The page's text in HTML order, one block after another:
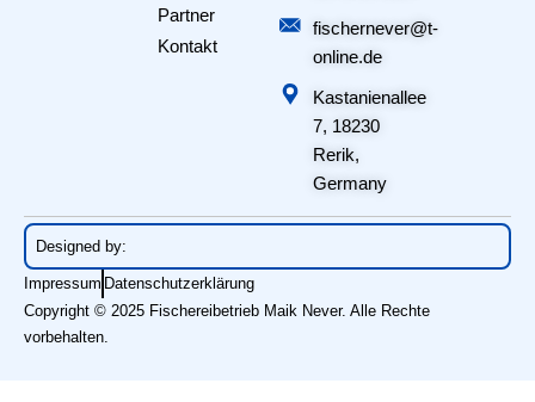
Partner
Kontakt
fischernever@t-
online.de
Kastanienallee
7, 18230
Rerik,
Germany
Designed by:
Impressum Datenschutzerklärung
Copyright © 2025 Fischereibetrieb Maik Never. Alle Rechte
vorbehalten.